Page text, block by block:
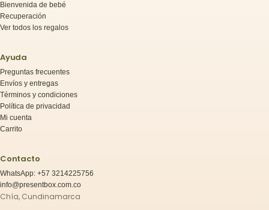
Bienvenida de bebé
Recuperación
Ver todos los regalos
Ayuda
Preguntas frecuentes
Envíos y entregas
Términos y condiciones
Política de privacidad
Mi cuenta
Carrito
Contacto
WhatsApp: +57 3214225756
info@presentbox.com.co
Chía, Cundinamarca